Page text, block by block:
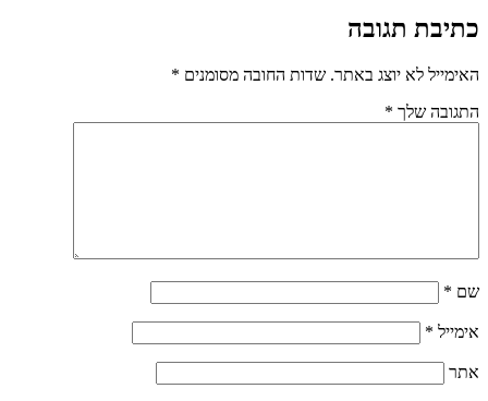
כתיבת תגובה
האימייל לא יוצג באתר. שדות החובה מסומנים *
התגובה שלך *
שם *
אימייל *
אתר